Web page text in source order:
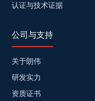
认证与技术证据
公司与支持
关于朗伟
研发实力
资质证书